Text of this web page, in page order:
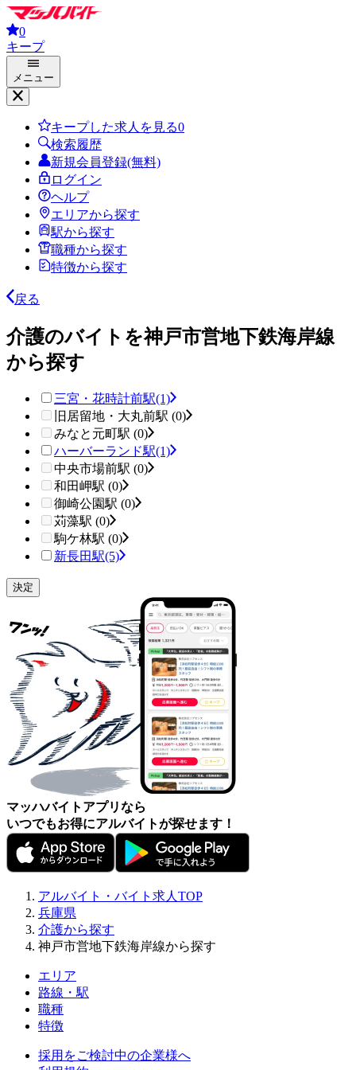
0
キープ
メニュー
キープした求人を見る0
検索履歴
新規会員登録(無料)
ログイン
ヘルプ
エリアから探す
駅から探す
職種から探す
特徴から探す
戻る
介護のバイトを神戸市営地下鉄海岸線
から探す
三宮・花時計前駅(1)
旧居留地・大丸前駅 (0)
みなと元町駅 (0)
ハーバーランド駅(1)
中央市場前駅 (0)
和田岬駅 (0)
御崎公園駅 (0)
苅藻駅 (0)
駒ケ林駅 (0)
新長田駅(5)
マッハバイトアプリなら
いつでもお得にアルバイトが探せます！
アルバイト・バイト求人TOP
兵庫県
介護から探す
神戸市営地下鉄海岸線から探す
エリア
路線・駅
職種
特徴
採用をご検討中の企業様へ